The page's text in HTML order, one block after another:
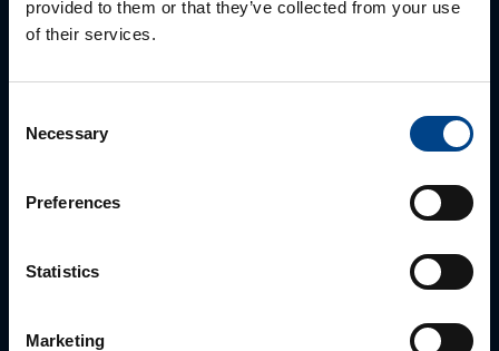
provided to them or that they’ve collected from your use
of their services.
Selection
Necessary
Preferences
Statistics
Marketing
MÜÜGIJUHT
+372 56560000